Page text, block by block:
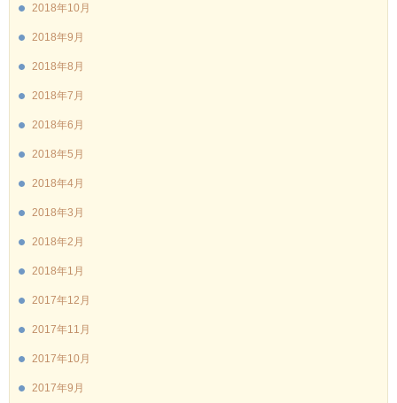
2018年10月
2018年9月
2018年8月
2018年7月
2018年6月
2018年5月
2018年4月
2018年3月
2018年2月
2018年1月
2017年12月
2017年11月
2017年10月
2017年9月